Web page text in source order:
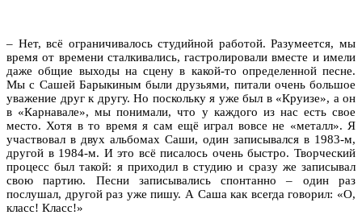
– Нет, всё ограничивалось студийной работой. Разумеется, мы
время от времени сталкивались, гастролировали вместе и имели
даже общие выходы на сцену в какой-то определенной песне.
Мы с Сашей Барыкиным были друзьями, питали очень большое
уважение друг к другу. Но поскольку я уже был в «Круизе», а он
в «Карнавале», мы понимали, что у каждого из нас есть свое
место. Хотя в то время я сам ещё играл вовсе не «металл». Я
участвовал в двух альбомах Саши, один записывался в 1983-м,
другой в 1984-м. И это всё писалось очень быстро. Творческий
процесс был такой: я приходил в студию и сразу же записывал
свою партию. Песни записывались спонтанно – один раз
послушал, другой раз уже пишу. А Саша как всегда говорил: «О,
класс! Класс!»